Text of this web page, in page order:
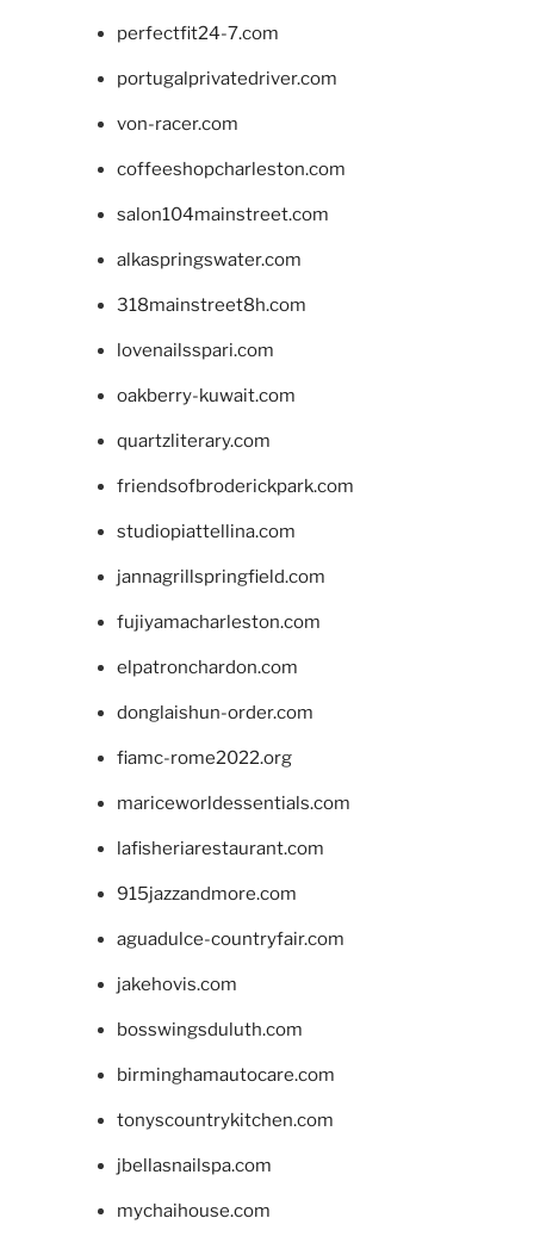
perfectfit24-7.com
portugalprivatedriver.com
von-racer.com
coffeeshopcharleston.com
salon104mainstreet.com
alkaspringswater.com
318mainstreet8h.com
lovenailsspari.com
oakberry-kuwait.com
quartzliterary.com
friendsofbroderickpark.com
studiopiattellina.com
jannagrillspringfield.com
fujiyamacharleston.com
elpatronchardon.com
donglaishun-order.com
fiamc-rome2022.org
mariceworldessentials.com
lafisheriarestaurant.com
915jazzandmore.com
aguadulce-countryfair.com
jakehovis.com
bosswingsduluth.com
birminghamautocare.com
tonyscountrykitchen.com
jbellasnailspa.com
mychaihouse.com